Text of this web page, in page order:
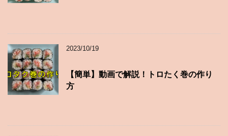
2023/10/19
【簡単】動画で解説！トロたく巻の作り
方